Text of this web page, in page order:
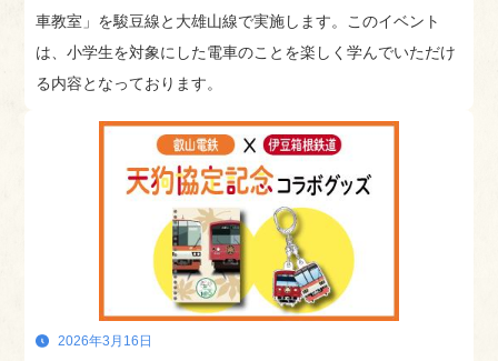
車教室」を駿豆線と大雄山線で実施します。このイベント
は、小学生を対象にした電車のことを楽しく学んでいただけ
る内容となっております。
2026年3月16日